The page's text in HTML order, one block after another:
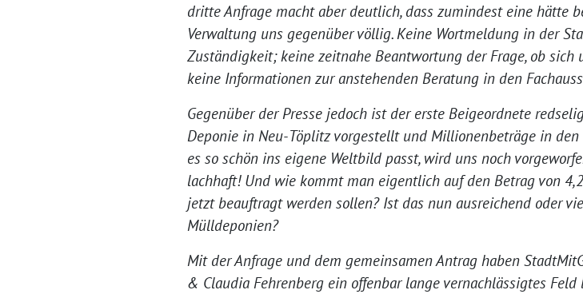
dritte Anfrage macht aber deutlich, dass zumindest eine hätte
Verwaltung uns gegenüber völlig. Keine Wortmeldung in der
Zuständigkeit; keine zeitnahe Beantwortung der Frage, ob
keine Informationen zur anstehenden Beratung in den
Gegenüber der Presse jedoch ist der erste Beigeordnete
Deponie in Neu-Töplitz vorgestellt und Millionenbeträge in
es so schön ins eigene Weltbild passt, wird uns noch
lachhaft! Und wie kommt man eigentlich auf den Betrag von
jetzt beauftragt werden sollen? Ist das nun ausreichend oder
Mülldeponien?
Mit der Anfrage und dem gemeinsamen Antrag haben
& Claudia Fehrenberg ein offenbar lange vernachlässigtes